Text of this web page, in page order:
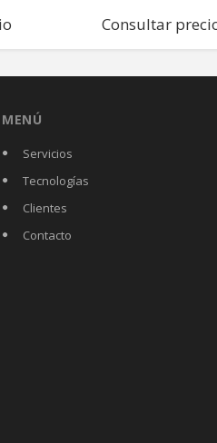
Consultar
MENÚ
Servicios
Tecnologías
Clientes
Contacto